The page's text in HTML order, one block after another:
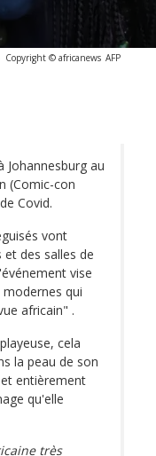
Copyright © africanews AFP
au
(Comic-con
Covid.
vont
des salles de
vise
qui
africain" .
cela
la peau de son
entièrement
qu'elle
très